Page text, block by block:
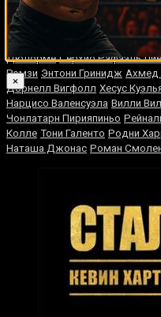
Ритчи Хосесито Лопес Седрик
Брюэр
Энтони Кролла
Лароа
Бобби Гиперт Нильсон
Дюлорме Серхио Рафаэль
Рэмзи Энтони Гринидж Ахмед
Дорнелл Вигфолл Хесус
Нарцисо Валенсуэла Вилли
Чонлатарн Пирияпиньо
Колле Тони Галенто Родни
Наташа Джонас Роман
×